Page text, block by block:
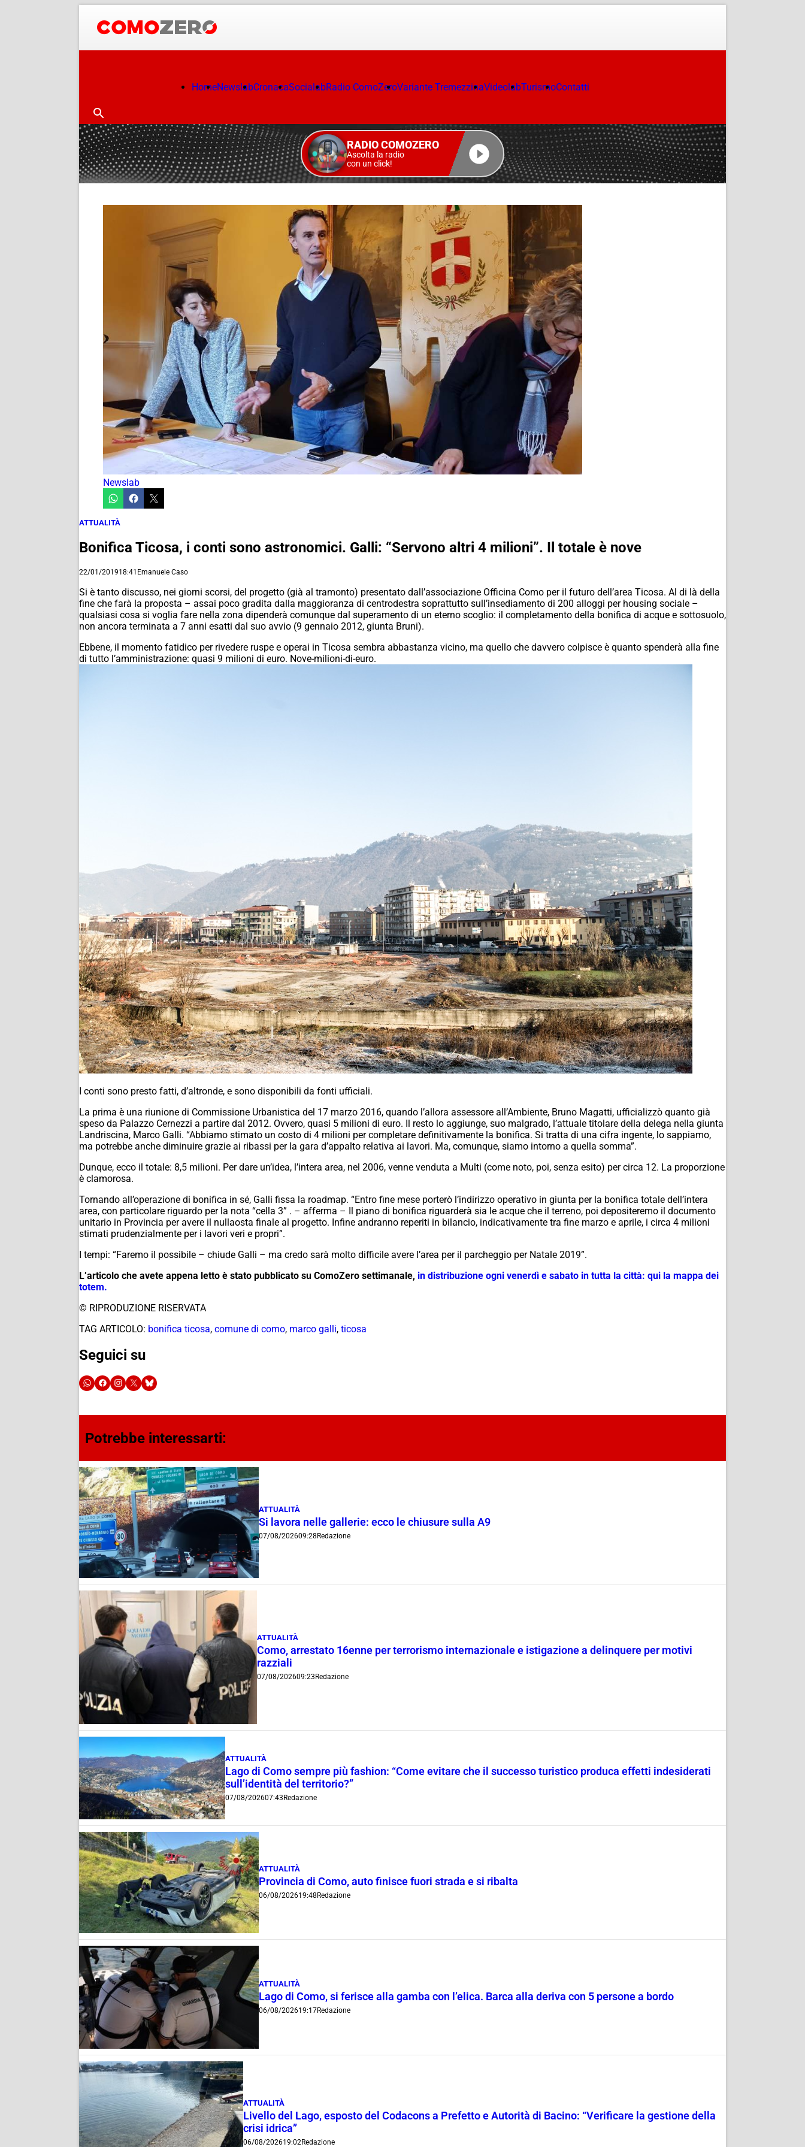
HomeNewslabCronacaSocialabRadio ComoZeroVariante TremezzinaVideolabTurismoContatti
RADIO COMOZERO
Ascolta la radio
con un click!
Newslab
ATTUALITÀ
Bonifica Ticosa, i conti sono astronomici. Galli: “Servono altri 4 milioni”. Il totale è nove
22/01/201918:41 Emanuele Caso
Si è tanto discusso, nei giorni scorsi, del progetto (già al tramonto) presentato dall’associazione Officina Como per il futuro dell’area Ticosa. Al di là della
fine che farà la proposta – assai poco gradita dalla maggioranza di centrodestra soprattutto sull’insediamento di 200 alloggi per housing sociale –
qualsiasi cosa si voglia fare nella zona dipenderà comunque dal superamento di un eterno scoglio: il completamento della bonifica di acque e sottosuolo,
non ancora terminata a 7 anni esatti dal suo avvio (9 gennaio 2012, giunta Bruni).
Ebbene, il momento fatidico per rivedere ruspe e operai in Ticosa sembra abbastanza vicino, ma quello che davvero colpisce è quanto spenderà alla fine
di tutto l’amministrazione: quasi 9 milioni di euro. Nove-milioni-di-euro.
I conti sono presto fatti, d’altronde, e sono disponibili da fonti ufficiali.
La prima è una riunione di Commissione Urbanistica del 17 marzo 2016, quando l’allora assessore all’Ambiente, Bruno Magatti, ufficializzò quanto già
speso da Palazzo Cernezzi a partire dal 2012. Ovvero, quasi 5 milioni di euro. Il resto lo aggiunge, suo malgrado, l’attuale titolare della delega nella giunta
Landriscina, Marco Galli. “Abbiamo stimato un costo di 4 milioni per completare definitivamente la bonifica. Si tratta di una cifra ingente, lo sappiamo,
ma potrebbe anche diminuire grazie ai ribassi per la gara d’appalto relativa ai lavori. Ma, comunque, siamo intorno a quella somma”.
Dunque, ecco il totale: 8,5 milioni. Per dare un’idea, l’intera area, nel 2006, venne venduta a Multi (come noto, poi, senza esito) per circa 12. La proporzione
è clamorosa.
Tornando all’operazione di bonifica in sé, Galli fissa la roadmap. “Entro fine mese porterò l’indirizzo operativo in giunta per la bonifica totale dell’intera
area, con particolare riguardo per la nota “cella 3” . – afferma – Il piano di bonifica riguarderà sia le acque che il terreno, poi depositeremo il documento
unitario in Provincia per avere il nullaosta finale al progetto. Infine andranno reperiti in bilancio, indicativamente tra fine marzo e aprile, i circa 4 milioni
stimati prudenzialmente per i lavori veri e propri”.
I tempi: “Faremo il possibile – chiude Galli – ma credo sarà molto difficile avere l’area per il parcheggio per Natale 2019”.
L’articolo che avete appena letto è stato pubblicato su ComoZero settimanale, in distribuzione ogni venerdì e sabato in tutta la città: qui la mappa dei
totem.
© RIPRODUZIONE RISERVATA
TAG ARTICOLO: bonifica ticosa, comune di como, marco galli, ticosa
Seguici su
Potrebbe interessarti:
ATTUALITÀ
Si lavora nelle gallerie: ecco le chiusure sulla A9
07/08/202609:28 Redazione
ATTUALITÀ
Como, arrestato 16enne per terrorismo internazionale e istigazione a delinquere per motivi
razziali
07/08/202609:23 Redazione
ATTUALITÀ
Lago di Como sempre più fashion: “Come evitare che il successo turistico produca effetti indesiderati
sull’identità del territorio?”
07/08/202607:43Redazione
ATTUALITÀ
Provincia di Como, auto finisce fuori strada e si ribalta
06/08/202619:48 Redazione
ATTUALITÀ
Lago di Como, si ferisce alla gamba con l’elica. Barca alla deriva con 5 persone a bordo
06/08/202619:17Redazione
ATTUALITÀ
Livello del Lago, esposto del Codacons a Prefetto e Autorità di Bacino: “Verificare la gestione della
crisi idrica”
06/08/202619:02Redazione